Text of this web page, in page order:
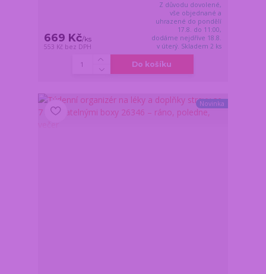
669 Kč/ks
553 Kč bez DPH
Z důvodu dovolené,
vše objednané a
uhrazené do pondělí
17.8. do 11:00,
dodáme nejdříve 18.8.
v úterý. Skladem 2 ks
Do košíku
Novinka